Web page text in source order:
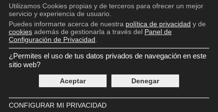
Copyright © 2016 - 2026
Aviso legal
Política de cookies
Contácto
Utilizamos Cookies propias y de terceros para ofrecer un mejor
servicio y experiencia de usuario.
Puedes informarte acerca de nuestra política de privacidad y de
cookiesademás de gestionarla a través del Panel de
Configuración de Privacidad
¿Permites el uso de tus datos privados de navegación en este
sitio web?
Aceptar Denegar
CONFIGURAR MI PRIVACIDAD